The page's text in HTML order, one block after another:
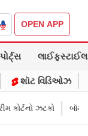
OPEN APP
લાઈફસ્ટાઈલ
શૉટ વિડિઓઝ
મુંબઈમાં હાઈ ઍલર્ટ: